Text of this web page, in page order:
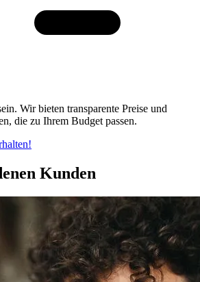
Wir bieten transparente Preise und
die zu Ihrem Budget passen.
Kunden